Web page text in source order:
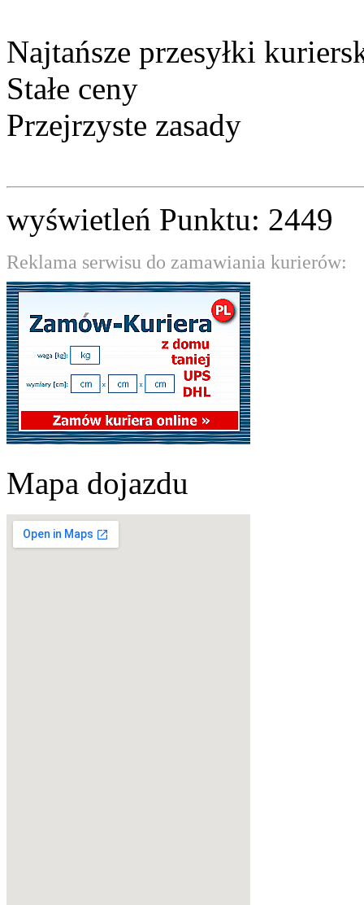
Najtańsze przesyłki
Stałe ceny
Przejrzyste zasady
wyświetleń Punktu: 2449
Reklama serwisu do zamawiania kurierów:
Mapa dojazdu